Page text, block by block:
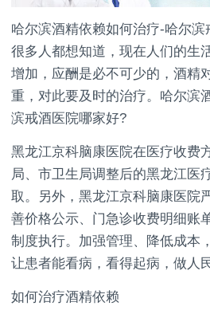
哈尔滨酒精依赖如何治疗-哈尔
很多人都想知道，现在人们的生
增加，应酬是必不可少的，酒精
重，对此要及时的治疗。哈尔滨
滨戒酒医院哪家好?
黑龙江京科脑康医院在医疗收费
局、市卫生局调整后的黑龙江医
取。另外，黑龙江京科脑康医院
善价格公示、门急诊收费明细账
制度执行。加强管理、降低成本
让患者能看病，看得起病，做人
如何治疗酒精依赖